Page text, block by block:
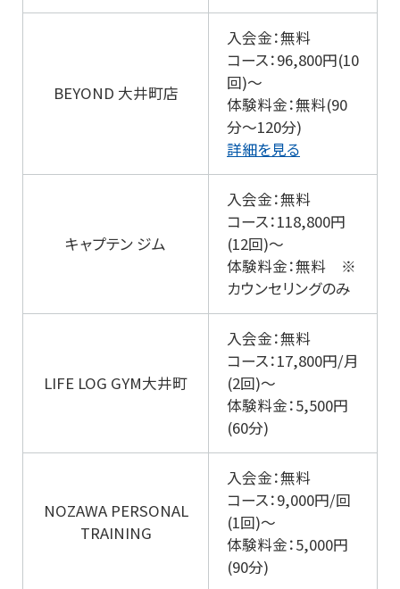
BEYOND 大井町店
入会金：無料
コース：96,800円(10
回)～
体験料金：無料(90
分～120分)
詳細を見る
キャプテン ジム
入会金：無料
コース：118,800円
(12回)～
体験料金：無料 ※
カウンセリングのみ
LIFE LOG GYM大井町
入会金：無料
コース：17,800円/月
(2回)～
体験料金：5,500円
(60分)
NOZAWA PERSONAL
TRAINING
入会金：無料
コース：9,000円/回
(1回)～
体験料金：5,000円
(90分)